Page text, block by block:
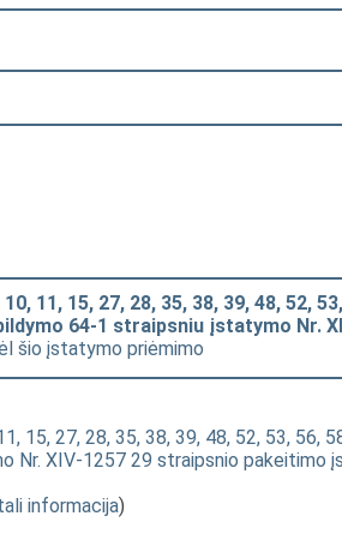
11, 15, 27, 28, 35, 38, 39, 48, 52,
64-1 straipsniu įstatymo Nr.
šio įstatymo priėmimo
15, 27, 28, 35, 38, 39, 48, 52, 53,
Nr. XIV-1257 29 straipsnio pakeitimo
informacija)